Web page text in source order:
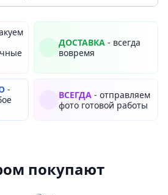
ДОСТАВКА - всегда
вовремя
-
ВСЕГДА - отправляем
фото готовой работы
покупают